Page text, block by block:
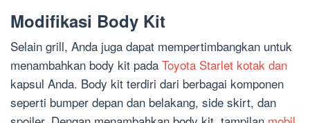
Modifikasi Body Kit
Selain grill, Anda juga dapat mempertimbangkan untuk
menambahkan body kit pada Toyota Starlet kotak dan
kapsul Anda. Body kit terdiri dari berbagai komponen
seperti bumper depan dan belakang, side skirt, dan